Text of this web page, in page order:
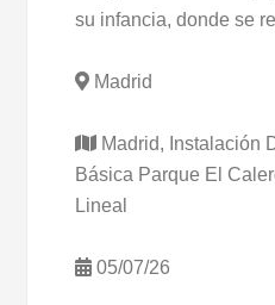
su infancia, donde se
Madrid
Madrid, Instalación
Básica Parque El
Lineal
05/07/26